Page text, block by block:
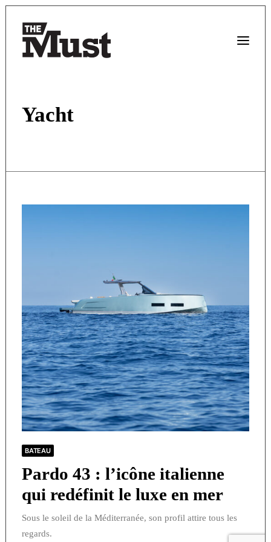
Yacht
BATEAU
Pardo 43 : l’icône italienne
qui redéfinit le luxe en mer
Sous le soleil de la Méditerranée, son profil attire tous les
regards.